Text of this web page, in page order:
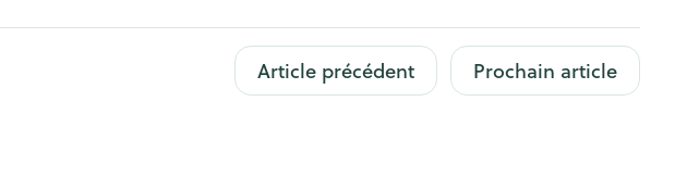
Yeux
Afficher plus
Article précédent Prochain article